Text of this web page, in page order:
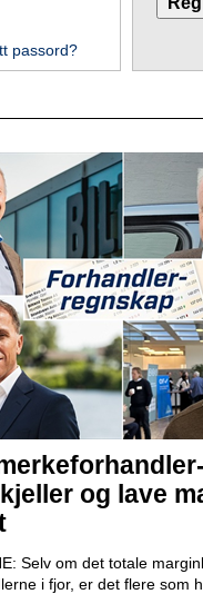
passord?
og lave
Selv om det totale
i fjor, er det flere som